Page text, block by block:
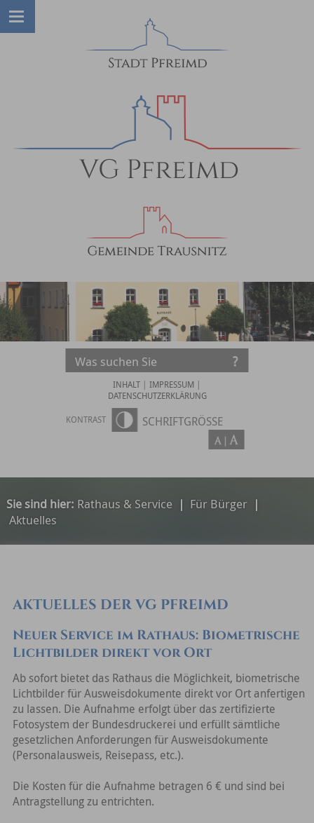
INHALT | IMPRESSUM |
DATENSCHUTZERKLÄRUNG
KONTRAST SCHRIFTGRÖSSE
Sie sind hier: Rathaus & Service| Für Bürger|
Aktuelles
AKTUELLES DER VG PFREIMD
Neuer Service im Rathaus: Biometrische
Lichtbilder direkt vor Ort
Ab sofort bietet das Rathaus die Möglichkeit, biometrische
Lichtbilder für Ausweisdokumente direkt vor Ort anfertigen
zu lassen. Die Aufnahme erfolgt über das zertifizierte
Fotosystem der Bundesdruckerei und erfüllt sämtliche
gesetzlichen Anforderungen für Ausweisdokumente
(Personalausweis, Reisepass, etc.).
Die Kosten für die Aufnahme betragen 6 € und sind bei
Antragstellung zu entrichten.